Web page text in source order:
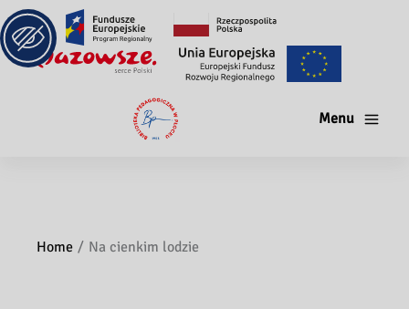
Menu
Home Na cienkim lodzie